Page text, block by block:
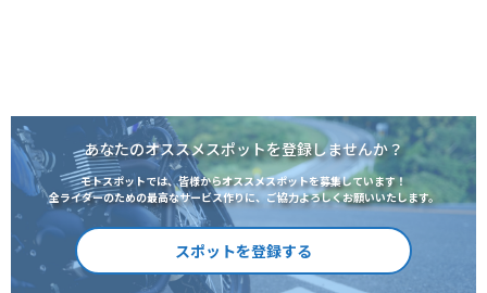
あなたのオススメスポットを登録しませんか？
モトスポットでは、皆様からオススメスポットを募集しています！
全ライダーのための最高なサービス作りに、ご協力よろしくお願いいたします。
スポットを登録する